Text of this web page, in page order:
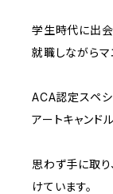
学生時代に出会
就職しながらマ
ACA認定スペシ
アートキャンド
思わず手に取り
けています。